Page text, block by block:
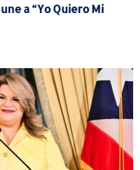
a “Yo Quiero Mi